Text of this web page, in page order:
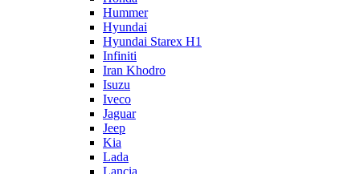
Hummer
Hyundai
Hyundai Starex H1
Infiniti
Iran Khodro
Isuzu
Iveco
Jaguar
Jeep
Kia
Lada